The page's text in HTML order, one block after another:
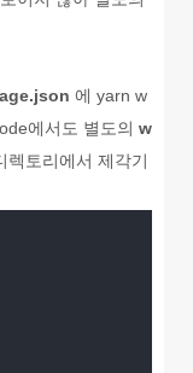
에 yarn w
에서도 별도의 w
렉토리에서 제각기